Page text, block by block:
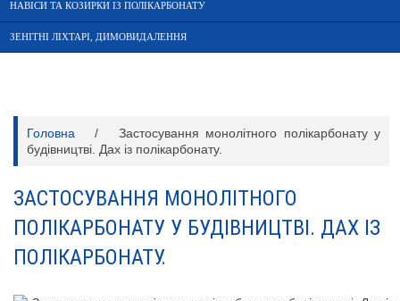
НАВІСИ ТА КОЗИРКИ ІЗ ПОЛІКАРБОНАТУ
ЗЕНІТНІ ЛІХТАРІ, ДИМОВИДАЛЕННЯ
Головна /
Застосування монолітного полікарбонату у
будівництві. Дах із полікарбонату.
ЗАСТОСУВАННЯ МОНОЛІТНОГО
ПОЛІКАРБОНАТУ У БУДІВНИЦТВІ. ДАХ ІЗ
ПОЛІКАРБОНАТУ.